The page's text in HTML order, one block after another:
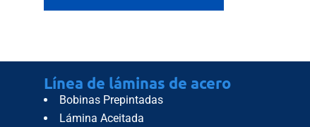
Línea de láminas de acero
Bobinas Prepintadas
Lámina Aceitada